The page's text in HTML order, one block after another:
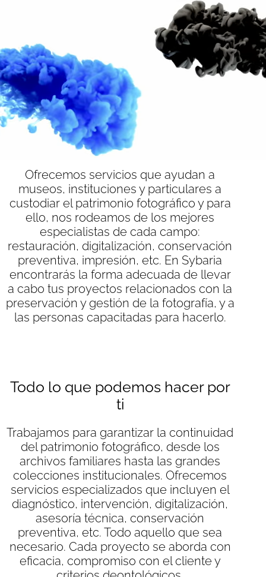
Bienvenido a la web de Sybaria,
el sitio de la Conservación
Fotográfica
Ofrecemos servicios que ayudan a
museos, instituciones y particulares a
custodiar el patrimonio fotográfico y para
ello, nos rodeamos de los mejores
especialistas de cada campo:
restauración, digitalización, conservación
preventiva, impresión, etc. En Sybaria
encontrarás la forma adecuada de llevar
a cabo tus proyectos relacionados con la
preservación y gestión de la fotografía, y a
las personas capacitadas para hacerlo.
Todo lo que podemos hacer por
ti
Trabajamos para garantizar la continuidad
del patrimonio fotográfico, desde los
archivos familiares hasta las grandes
colecciones institucionales. Ofrecemos
servicios especializados que incluyen el
diagnóstico, intervención, digitalización,
asesoría técnica, conservación
preventiva, etc. Todo aquello que sea
necesario. Cada proyecto se aborda con
eficacia, compromiso con el cliente y